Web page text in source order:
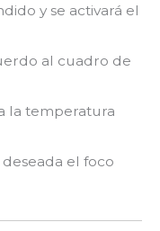
y se activará el
al cuadro de
la temperatura
el foco